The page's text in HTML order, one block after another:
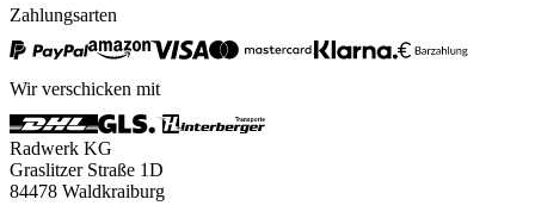
Zahlungsarten
Wir verschicken mit
Radwerk KG
Graslitzer Straße 1D
84478 Waldkraiburg